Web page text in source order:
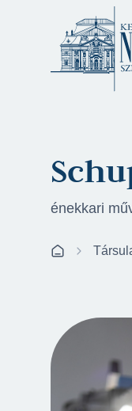
énekkari